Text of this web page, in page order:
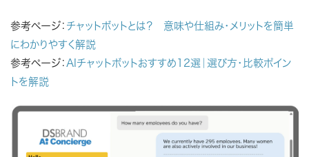
参考ページ： チャットボットとは？ 意味や仕組み・メリットを簡単
にわかりやすく解説
参考ページ： AIチャットボットおすすめ12選｜選び方・比較ポイン
トを解説